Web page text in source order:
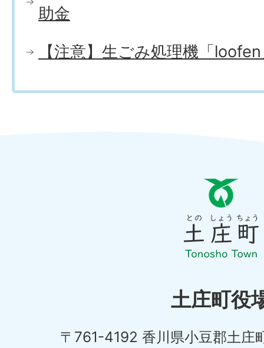
助金
【注意】生ごみ処理機「
の
し
ょ
ち
う
土庄町役
〒761-4192 香川県小豆郡土庄